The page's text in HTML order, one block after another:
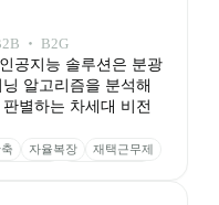
‧ B2G
공지능 솔루션은 분광
알고리즘을 분석해
별하는 차세대 비전
자율복장
재택근무제